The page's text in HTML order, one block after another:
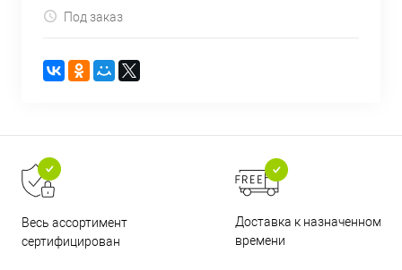
Под заказ
Весь ассортимент
сертифицирован
Доставка к назначенному
времени